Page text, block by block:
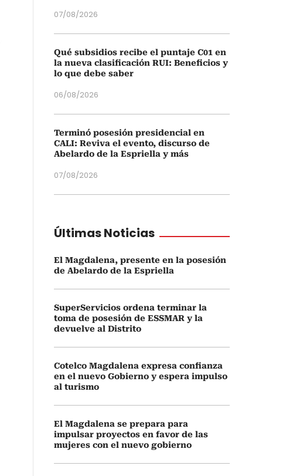
07/08/2026
Qué subsidios recibe el puntaje C01 en
la nueva clasificación RUI: Beneficios y
lo que debe saber
06/08/2026
Terminó posesión presidencial en
CALI: Reviva el evento, discurso de
Abelardo de la Espriella y más
07/08/2026
Últimas Noticias
El Magdalena, presente en la posesión
de Abelardo de la Espriella
SuperServicios ordena terminar la
toma de posesión de ESSMAR y la
devuelve al Distrito
Cotelco Magdalena expresa confianza
en el nuevo Gobierno y espera impulso
al turismo
El Magdalena se prepara para
impulsar proyectos en favor de las
mujeres con el nuevo gobierno